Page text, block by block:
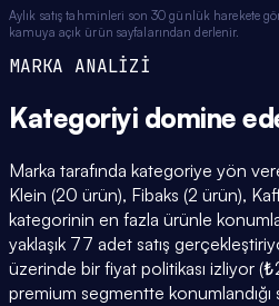
Aylık satış tahminleri son 30 günlük harekete
kamuya açık ürün sayfalarından derlenir.
MARKA ANALİZİ
Kategoriyi domine
Marka tarafında kategoriye yön
Klein (20 ürün), Fibaks (2 ürün),
kategorinin en fazla ürünle
yaklaşık 77 adet satış
üzerinde bir fiyat politikası izliyor
premium segmentte konumlandığı